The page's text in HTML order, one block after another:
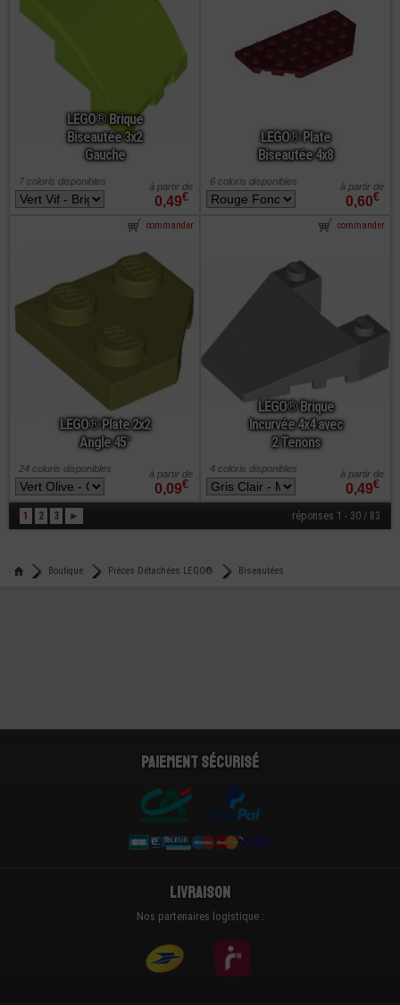
LEGO® Brique
Biseautée 3x2
Gauche
0,49€
à partir de
7 coloris disponibles
LEGO® Plate
Biseautée 4x8
0,60€
à partir de
6 coloris disponibles
LEGO® Plate 2x2
Angle 45°
0,09€
à partir de
commander
24 coloris disponibles
LEGO® Brique
Incurvée 4x4 avec
2 Tenons
0,49€
à partir de
commander
4 coloris disponibles
1 2 3 ► réponses 1 - 30 / 83
Boutique Pièces Détachées LEGO® Biseautées
Paiement sécurisé
Livraison
Nos partenaires logistique :